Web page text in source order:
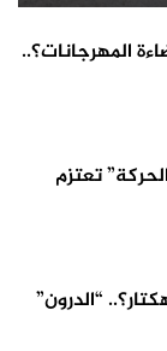
المهرجانات؟..
تعتزم
أن أتت النيران على 400 هكتار؟.. “الدرون”